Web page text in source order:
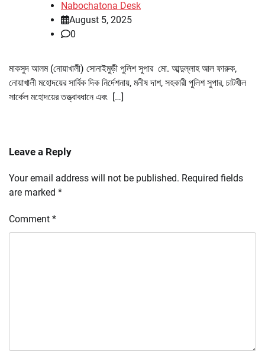
Nabochatona Desk
August 5, 2025
0
মাকসুদ আলম (নোয়াখালী) সোনাইমুড়ী পুলিশ সুপার মো. আব্দুল্লাহ আল ফারুক,
নোয়াখালী মহোদয়ের সার্বিক দিক নির্দেশনায়, মনীষ দাশ, সহকারী পুলিশ সুপার, চাটখীল
সার্কেল মহোদয়ের তত্ত্বাবধানে এবং […]
Leave a Reply
Your email address will not be published. Required fields
are marked *
Comment *